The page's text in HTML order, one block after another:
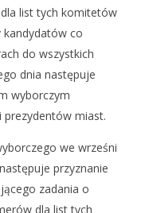
list tych komitetów
kandydatów co
do wszystkich
dnia następuje
wyborczym
miast.
we wrześni
przyznanie
zadania o
dla list tych